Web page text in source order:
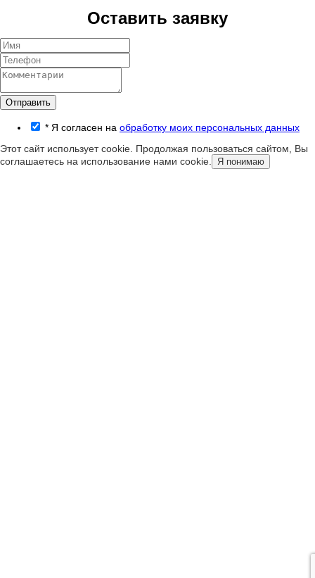
Оставить заявку
Отправить
* Я согласен на обработку моих персональных данных
Этот сайт использует cookie. Продолжая пользоваться сайтом, Вы
соглашаетесь на использование нами cookie. Я понимаю